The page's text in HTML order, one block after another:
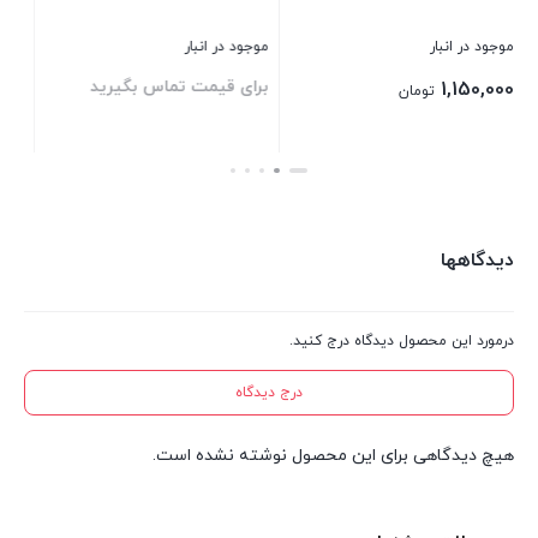
موجود در انبار
برای قیمت تماس بگیرید
موجود در انبار
برای قیمت تماس بگیرید
بستن
دیدگاهها
درمورد این محصول دیدگاه درج کنید.
درج دیدگاه
هیچ دیدگاهی برای این محصول نوشته نشده است.